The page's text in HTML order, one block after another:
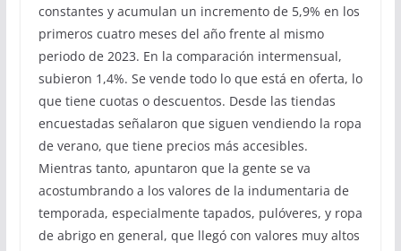
constantes y acumulan un incremento de 5,9% en los
primeros cuatro meses del año frente al mismo
periodo de 2023. En la comparación intermensual,
subieron 1,4%. Se vende todo lo que está en oferta, lo
que tiene cuotas o descuentos. Desde las tiendas
encuestadas señalaron que siguen vendiendo la ropa
de verano, que tiene precios más accesibles.
Mientras tanto, apuntaron que la gente se va
acostumbrando a los valores de la indumentaria de
temporada, especialmente tapados, pulóveres, y ropa
de abrigo en general, que llegó con valores muy altos